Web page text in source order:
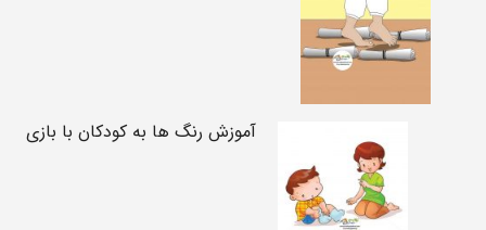
آموزش رنگ ها به کودکان با بازی